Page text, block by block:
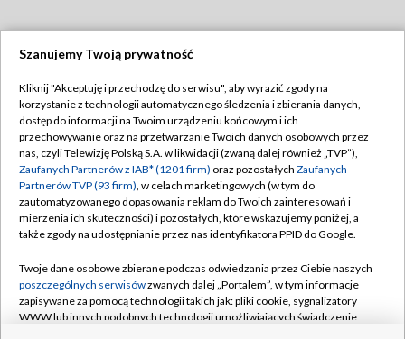
TVP
Abonament TVP
Emisja w TVP
Centrum informacji TVP
Naziemna Telewizja Cyfrowa
Rada Programowa
System NOS
Regulamin TVP
Polityka prywatności
Moje zgody
Pomoc
Kontakt
Szanujemy Twoją prywatność
Kliknij "Akceptuję i przechodzę do serwisu", aby wyrazić zgody na
korzystanie z technologii automatycznego śledzenia i zbierania danych,
dostęp do informacji na Twoim urządzeniu końcowym i ich
przechowywanie oraz na przetwarzanie Twoich danych osobowych przez
nas, czyli Telewizję Polską S.A. w likwidacji (zwaną dalej również „TVP”),
Zaufanych Partnerów z IAB* (1201 firm) oraz pozostałych Zaufanych
Partnerów TVP (93 firm), w celach marketingowych (w tym do
zautomatyzowanego dopasowania reklam do Twoich zainteresowań i
mierzenia ich skuteczności) i pozostałych, które wskazujemy poniżej, a
także zgody na udostępnianie przez nas identyfikatora PPID do Google.
Twoje dane osobowe zbierane podczas odwiedzania przez Ciebie naszych
poszczególnych serwisówzwanych dalej „Portalem”, w tym informacje
zapisywane za pomocą technologii takich jak: pliki cookie, sygnalizatory
WWW lub innych podobnych technologii umożliwiających świadczenie